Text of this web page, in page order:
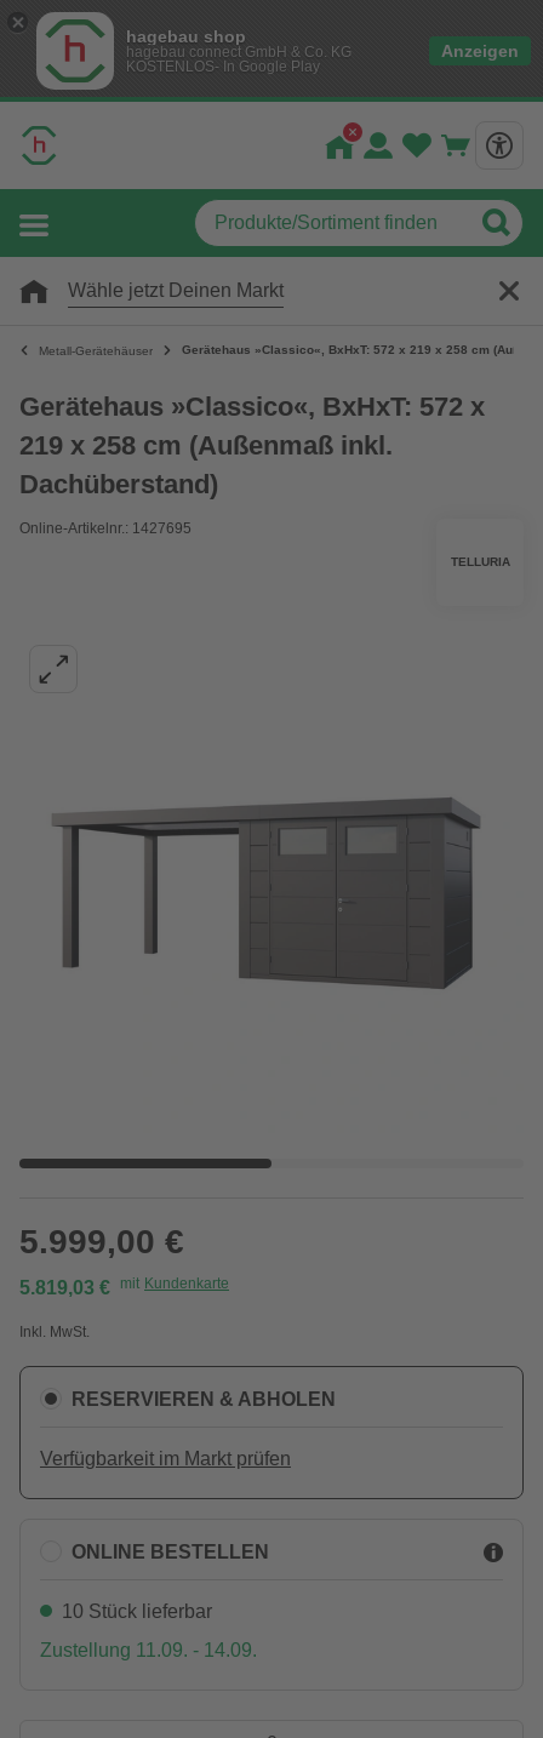
hagebau shop
hagebau connect GmbH & Co. KG
KOSTENLOS- In Google Play
Anzeigen
Wähle jetzt Deinen Markt
Metall-Gerätehäuser Gerätehaus »Classico«, BxHxT: 572 x 219 x 258 cm
Gerätehaus »Classico«, BxHxT: 572 x
219 x 258 cm (Außenmaß inkl.
Dachüberstand)
Online-Artikelnr.: 1427695
TELLURIA
5.999,00 €
5.819,03 € mit Kundenkarte
Inkl. MwSt.
RESERVIEREN & ABHOLEN
Verfügbarkeit im Markt prüfen
ONLINE BESTELLEN
10 Stück lieferbar
Zustellung 11.09. - 14.09.